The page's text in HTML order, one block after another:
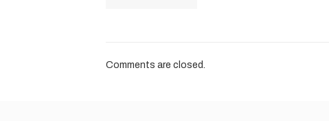
Comments are closed.